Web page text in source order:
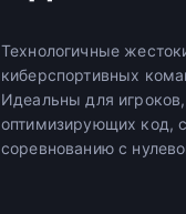
Технологичные
киберспортивных
Идеальны для
оптимизирующих код,
соревнованию с